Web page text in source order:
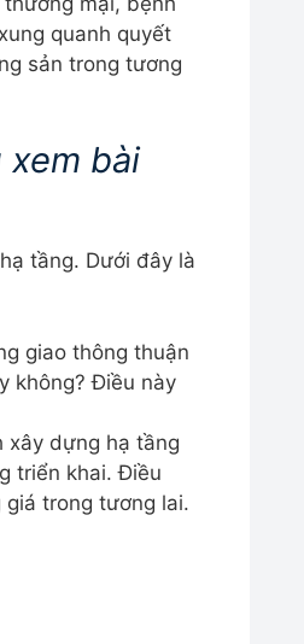
quanh quyết
sản trong tương
xem bài
tầng. Dưới đây là
giao thông thuận
không? Điều này
xây dựng hạ tầng
triển khai. Điều
trong tương lai.